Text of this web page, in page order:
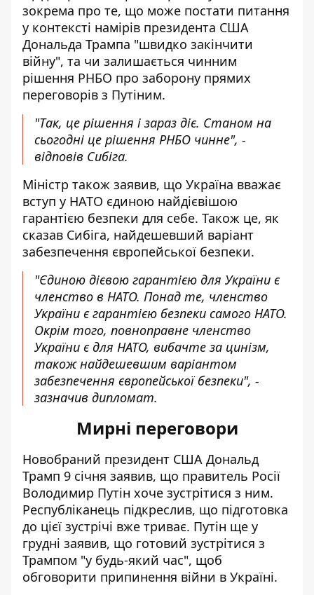
зокрема про те, що може постати питання
у контексті намірів президента США
Дональда Трампа "швидко закінчити
війну", та чи залишається чинним
рішення РНБО про заборону прямих
переговорів з Путіним.
"Так, це рішення і зараз діє. Станом на
сьогодні це рішення РНБО чинне", -
відповів Сибіга.
Міністр також заявив, що Україна вважає
вступ у НАТО єдиною найдієвішою
гарантією безпеки для себе. Також це, як
сказав Сибіга, найдешевший варіант
забезпечення європейської безпеки.
"Єдиною дієвою гарантією для України є
членство в НАТО. Понад те, членство
України є гарантією безпеки самого НАТО.
Окрім того, повноправне членство
України є для НАТО, вибачте за цинізм,
також найдешевшим варіантом
забезпечення європейської безпеки", -
зазначив дипломат.
Мирні переговори
Новобраний президент США Дональд
Трамп 9 січня заявив, що правитель Росії
Володимир Путін хоче зустрітися з ним.
Республіканець підкреслив, що підготовка
до цієї зустрічі вже триває. Путін ще у
грудні заявив, що готовий зустрітися з
Трампом "у будь-який час", щоб
обговорити припинення війни в Україні.